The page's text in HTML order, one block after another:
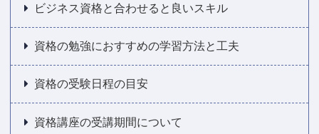
ビジネス資格と合わせると良いスキル
資格の勉強におすすめの学習方法と工夫
資格の受験日程の目安
資格講座の受講期間について